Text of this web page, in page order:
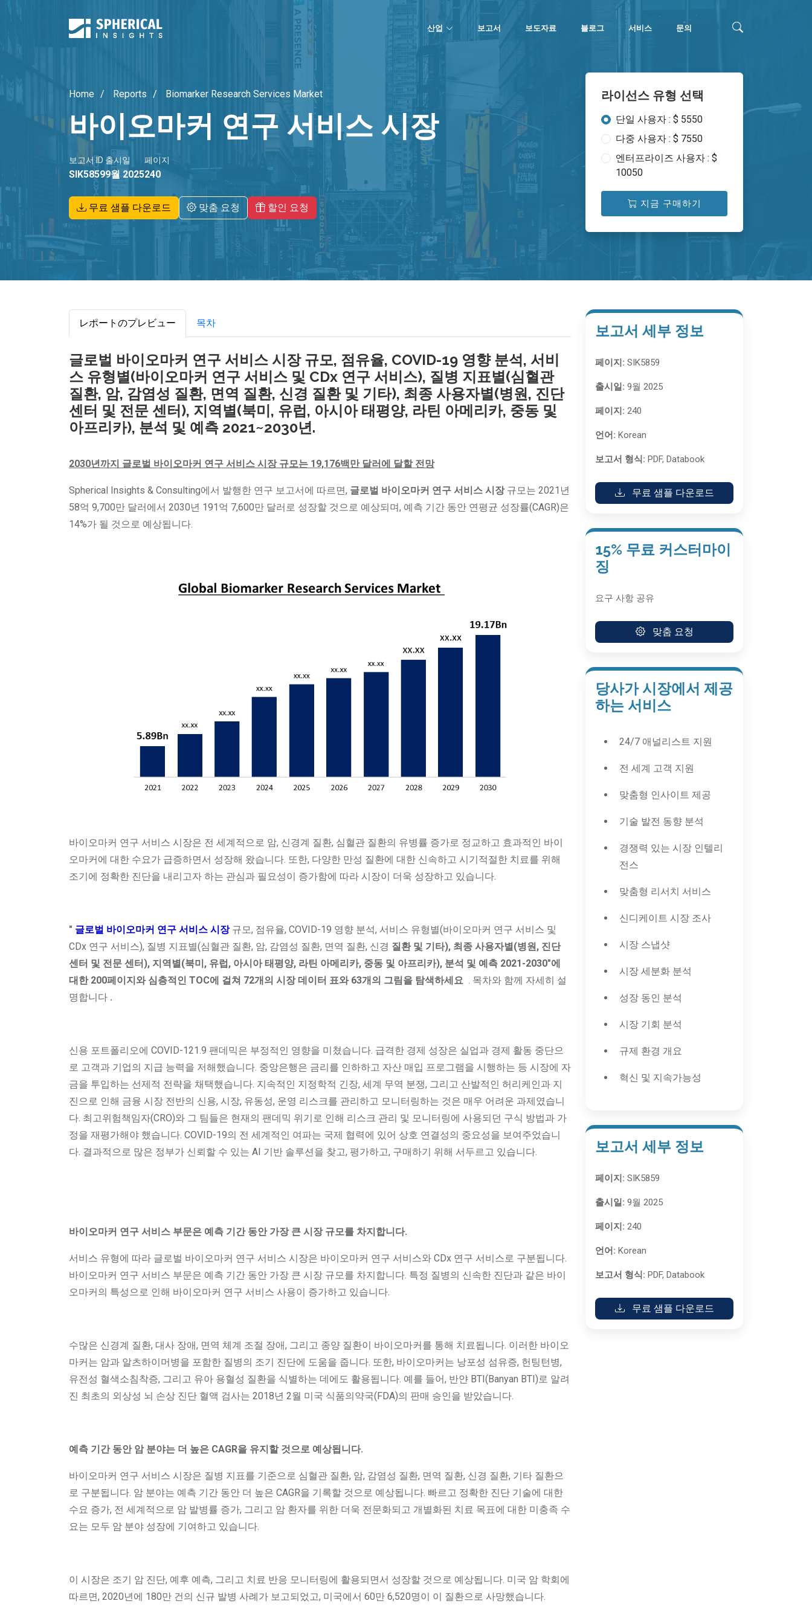
산업 보고서 보도자료 블로그 서비스 문의
Home Reports Biomarker Research Services Market
바이오마커 연구 서비스 시장
보고서 ID
SIK5859
출시일
9월 2025
페이지
240
무료 샘플 다운로드 맞춤 요청 할인 요청
라이선스 유형 선택
단일 사용자 : $ 5550
다중 사용자 : $ 7550
엔터프라이즈 사용자 : $
10050
지금 구매하기
レポートのプレビュー 목차
글로벌 바이오마커 연구 서비스 시장 규모, 점유율, COVID-19 영향 분석, 서비
스 유형별(바이오마커 연구 서비스 및 CDx 연구 서비스), 질병 지표별(심혈관
질환, 암, 감염성 질환, 면역 질환, 신경 질환 및 기타), 최종 사용자별(병원, 진단
센터 및 전문 센터), 지역별(북미, 유럽, 아시아 태평양, 라틴 아메리카, 중동 및
아프리카), 분석 및 예측 2021~2030년.
2030년까지 글로벌 바이오마커 연구 서비스 시장 규모는 19,176백만 달러에 달할 전망
Spherical Insights & Consulting에서 발행한 연구 보고서에 따르면, 글로벌 바이오마커 연구 서비스 시장규모는 2021년
58억 9,700만 달러에서 2030년 191억 7,600만 달러로 성장할 것으로 예상되며, 예측 기간 동안 연평균 성장률(CAGR)은
14%가 될 것으로 예상됩니다.
바이오마커 연구 서비스 시장은 전 세계적으로 암, 신경계 질환, 심혈관 질환의 유병률 증가로 정교하고 효과적인 바이
오마커에 대한 수요가 급증하면서 성장해 왔습니다. 또한, 다양한 만성 질환에 대한 신속하고 시기적절한 치료를 위해
조기에 정확한 진단을 내리고자 하는 관심과 필요성이 증가함에 따라 시장이 더욱 성장하고 있습니다.
" 글로벌 바이오마커 연구 서비스 시장규모, 점유율, COVID-19 영향 분석, 서비스 유형별(바이오마커 연구 서비스 및
CDx 연구 서비스), 질병 지표별(심혈관 질환, 암, 감염성 질환, 면역 질환, 신경 질환 및 기타), 최종 사용자별(병원, 진단
센터 및 전문 센터), 지역별(북미, 유럽, 아시아 태평양, 라틴 아메리카, 중동 및 아프리카), 분석 및 예측 2021-2030"에
대한 200페이지와 심층적인 TOC에 걸쳐 72개의 시장 데이터 표와 63개의 그림을 탐색하세요 . 목차와 함께 자세히 설
명합니다 .
신용 포트폴리오에 COVID-121.9 팬데믹은 부정적인 영향을 미쳤습니다. 급격한 경제 성장은 실업과 경제 활동 중단으
로 고객과 기업의 지급 능력을 저해했습니다. 중앙은행은 금리를 인하하고 자산 매입 프로그램을 시행하는 등 시장에 자
금을 투입하는 선제적 전략을 채택했습니다. 지속적인 지정학적 긴장, 세계 무역 분쟁, 그리고 산발적인 허리케인과 지
진으로 인해 금융 시장 전반의 신용, 시장, 유동성, 운영 리스크를 관리하고 모니터링하는 것은 매우 어려운 과제였습니
다. 최고위험책임자(CRO)와 그 팀들은 현재의 팬데믹 위기로 인해 리스크 관리 및 모니터링에 사용되던 구식 방법과 가
정을 재평가해야 했습니다. COVID-19의 전 세계적인 여파는 국제 협력에 있어 상호 연결성의 중요성을 보여주었습니
다. 결과적으로 많은 정부가 신뢰할 수 있는 AI 기반 솔루션을 찾고, 평가하고, 구매하기 위해 서두르고 있습니다.
바이오마커 연구 서비스 부문은 예측 기간 동안 가장 큰 시장 규모를 차지합니다.
서비스 유형에 따라 글로벌 바이오마커 연구 서비스 시장은 바이오마커 연구 서비스와 CDx 연구 서비스로 구분됩니다.
바이오마커 연구 서비스 부문은 예측 기간 동안 가장 큰 시장 규모를 차지합니다. 특정 질병의 신속한 진단과 같은 바이
오마커의 특성으로 인해 바이오마커 연구 서비스 사용이 증가하고 있습니다.
수많은 신경계 질환, 대사 장애, 면역 체계 조절 장애, 그리고 종양 질환이 바이오마커를 통해 치료됩니다. 이러한 바이오
마커는 암과 알츠하이머병을 포함한 질병의 조기 진단에 도움을 줍니다. 또한, 바이오마커는 낭포성 섬유증, 헌팅턴병,
유전성 혈색소침착증, 그리고 유아 용혈성 질환을 식별하는 데에도 활용됩니다. 예를 들어, 반얀 BTI(Banyan BTI)로 알려
진 최초의 외상성 뇌 손상 진단 혈액 검사는 2018년 2월 미국 식품의약국(FDA)의 판매 승인을 받았습니다.
예측 기간 동안 암 분야는 더 높은 CAGR을 유지할 것으로 예상됩니다.
바이오마커 연구 서비스 시장은 질병 지표를 기준으로 심혈관 질환, 암, 감염성 질환, 면역 질환, 신경 질환, 기타 질환으
로 구분됩니다. 암 분야는 예측 기간 동안 더 높은 CAGR을 기록할 것으로 예상됩니다. 빠르고 정확한 진단 기술에 대한
수요 증가, 전 세계적으로 암 발병률 증가, 그리고 암 환자를 위한 더욱 전문화되고 개별화된 치료 목표에 대한 미충족 수
요는 모두 암 분야 성장에 기여하고 있습니다.
이 시장은 조기 암 진단, 예후 예측, 그리고 치료 반응 모니터링에 활용되면서 성장할 것으로 예상됩니다. 미국 암 학회에
따르면, 2020년에 180만 건의 신규 발병 사례가 보고되었고, 미국에서 60만 6,520명이 이 질환으로 사망했습니다.
보고서 세부 정보
페이지: SIK5859
출시일: 9월 2025
페이지: 240
언어: Korean
보고서 형식: PDF, Databook
무료 샘플 다운로드
15% 무료 커스터마이
징
요구 사항 공유
맞춤 요청
당사가 시장에서 제공
하는 서비스
24/7 애널리스트 지원
전 세계 고객 지원
맞춤형 인사이트 제공
기술 발전 동향 분석
경쟁력 있는 시장 인텔리
전스
맞춤형 리서치 서비스
신디케이트 시장 조사
시장 스냅샷
시장 세분화 분석
성장 동인 분석
시장 기회 분석
규제 환경 개요
혁신 및 지속가능성
보고서 세부 정보
페이지: SIK5859
출시일: 9월 2025
페이지: 240
언어: Korean
보고서 형식: PDF, Databook
무료 샘플 다운로드